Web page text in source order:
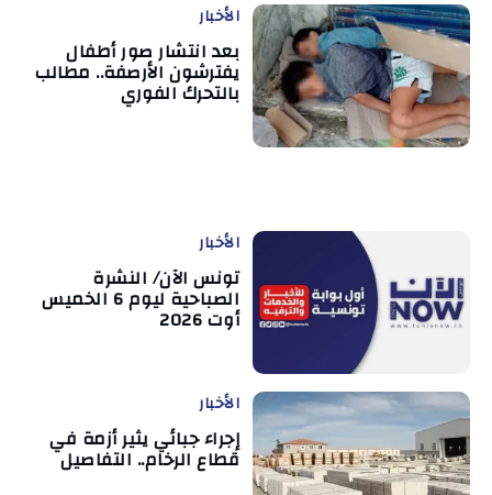
الأخبار
بعد انتشار صور أطفال
يفترشون الأرصفة.. مطالب
بالتحرك الفوري
الأخبار
تونس الآن/ النشرة
الصباحية ليوم 6 الخميس
أوت 2026
الأخبار
إجراء جبائي يثير أزمة في
قطاع الرخام.. التفاصيل